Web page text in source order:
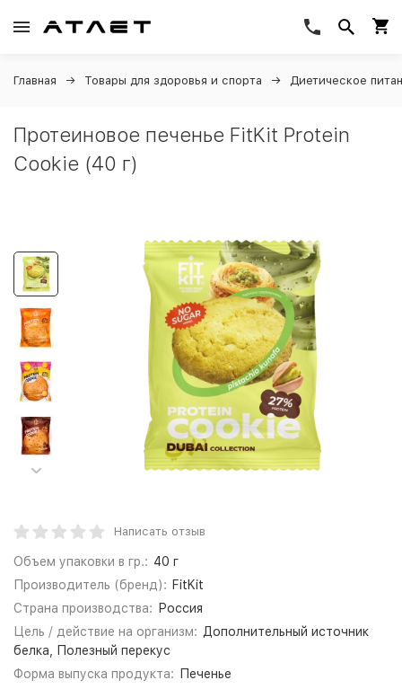
Главная Товары для здоровья и спорта Диетическое
Протеиновое печенье FitKit Protein
Cookie (40 г)
Написать отзыв
Объем упаковки в гр.: 40 г
Производитель (бренд): FitKit
Страна производства:
Россия
Цель / действие на организм: Дополнительный источник
белка, Полезный перекус
Форма выпуска продукта:
Печенье